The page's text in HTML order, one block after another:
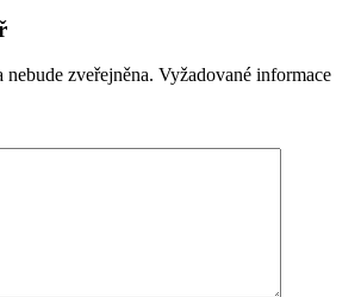
nebude zveřejněna. Vyžadované informace